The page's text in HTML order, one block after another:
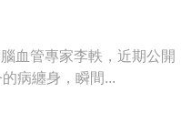
血管專家李軼，近期公開
病纏身，瞬間...